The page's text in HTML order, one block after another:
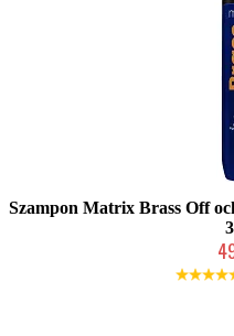
Szampon Matrix Brass Off
Duża ilość